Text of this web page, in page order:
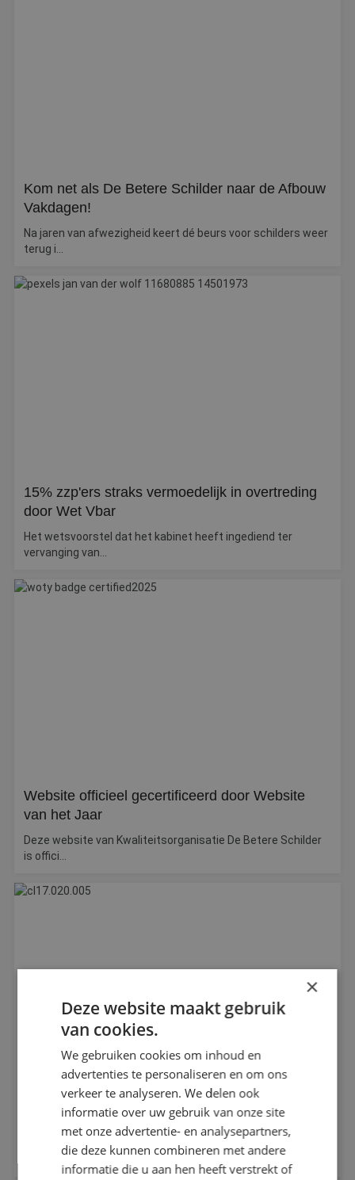
Kom net als De Betere Schilder naar de Afbouw
Vakdagen!
Na jaren van afwezigheid keert dé beurs voor schilders weer
terug i...
15% zzp'ers straks vermoedelijk in overtreding
door Wet Vbar
Het wetsvoorstel dat het kabinet heeft ingediend ter
vervanging van...
Website officieel gecertificeerd door Website
van het Jaar
Deze website van Kwaliteitsorganisatie De Betere Schilder
is offici...
Vanaf 1 juli mogelijke boete in zero-
emissiezones
Maandag 30 juni eindigt in de eerste gemeenten de
×
Deze website maakt gebruik
van cookies.
We gebruiken cookies om inhoud en
advertenties te personaliseren en om ons
verkeer te analyseren. We delen ook
informatie over uw gebruik van onze site
met onze advertentie- en analysepartners,
die deze kunnen combineren met andere
informatie die u aan hen heeft verstrekt of